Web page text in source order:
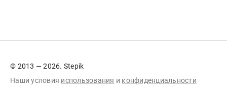
© 2013 — 2026. Stepik
Наши условия использования и конфиденциальности